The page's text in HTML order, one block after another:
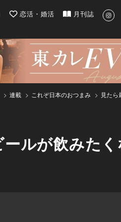
新のグルメ、洗練されたライフス
恋活・婚活 月刊誌
連載 これぞ日本のおつまみ 見たら
ルが飲みた